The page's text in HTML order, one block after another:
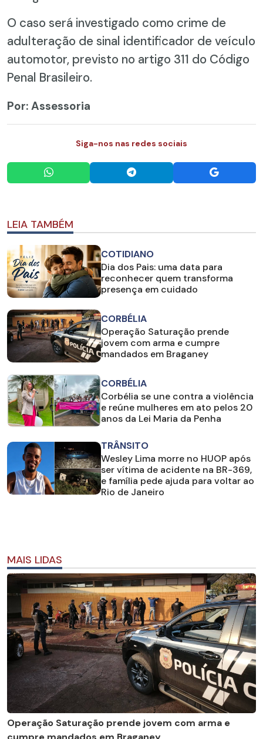
O caso será investigado como crime de
adulteração de sinal identificador de veículo
automotor, previsto no artigo 311 do Código
Penal Brasileiro.
Por: Assessoria
Siga-nos nas redes sociais
LEIA TAMBÉM
COTIDIANO
Dia dos Pais: uma data para
reconhecer quem transforma
presença em cuidado
CORBÉLIA
Operação Saturação prende
jovem com arma e cumpre
mandados em Braganey
CORBÉLIA
Corbélia se une contra a violência
e reúne mulheres em ato pelos 20
anos da Lei Maria da Penha
TRÂNSITO
Wesley Lima morre no HUOP após
ser vítima de acidente na BR-369,
e família pede ajuda para voltar ao
Rio de Janeiro
MAIS LIDAS
Operação Saturação prende jovem com arma e